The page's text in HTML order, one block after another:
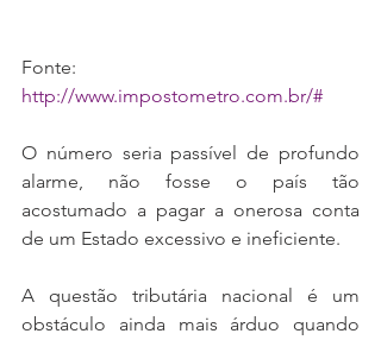
Fonte:
http://www.impostometro.com.br/#
O número seria passível de profundo
alarme, não fosse o país tão
acostumado a pagar a onerosa conta
de um Estado excessivo e ineficiente.
A questão tributária nacional é um
obstáculo ainda mais árduo quando